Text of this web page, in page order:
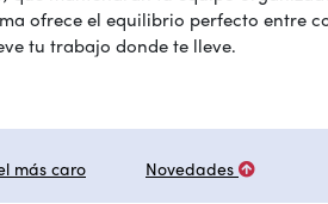
ofrece el equilibrio perfecto entre
tu trabajo donde te lleve.
más caro Novedades